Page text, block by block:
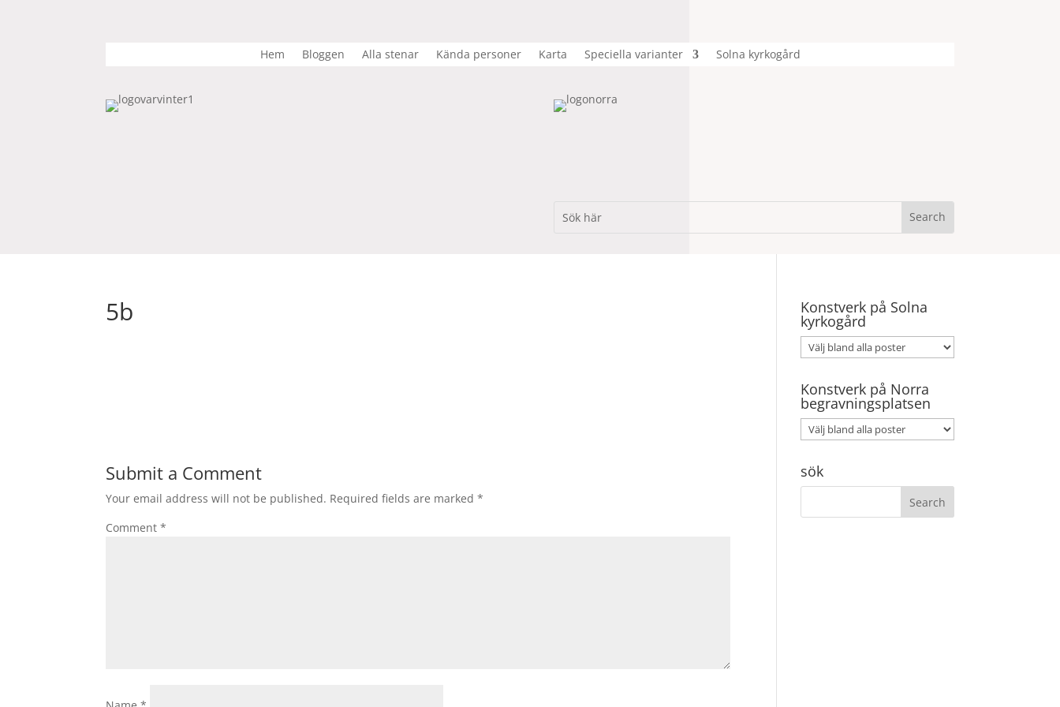
Hem Bloggen Alla stenar Kända personer Karta Speciella varianter Solna kyrkogård
5b
Submit a Comment
Your email address will not be published. Required fields are marked*
Comment*
Konstverk på Solna
kyrkogård
Konstverk på Norra
begravningsplatsen
sök